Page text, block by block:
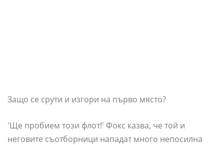
Защо се срути и изгори на първо място?
'Ще пробием този флот!' Фокс казва, че той и
неговите съотборници нападат много непосилна